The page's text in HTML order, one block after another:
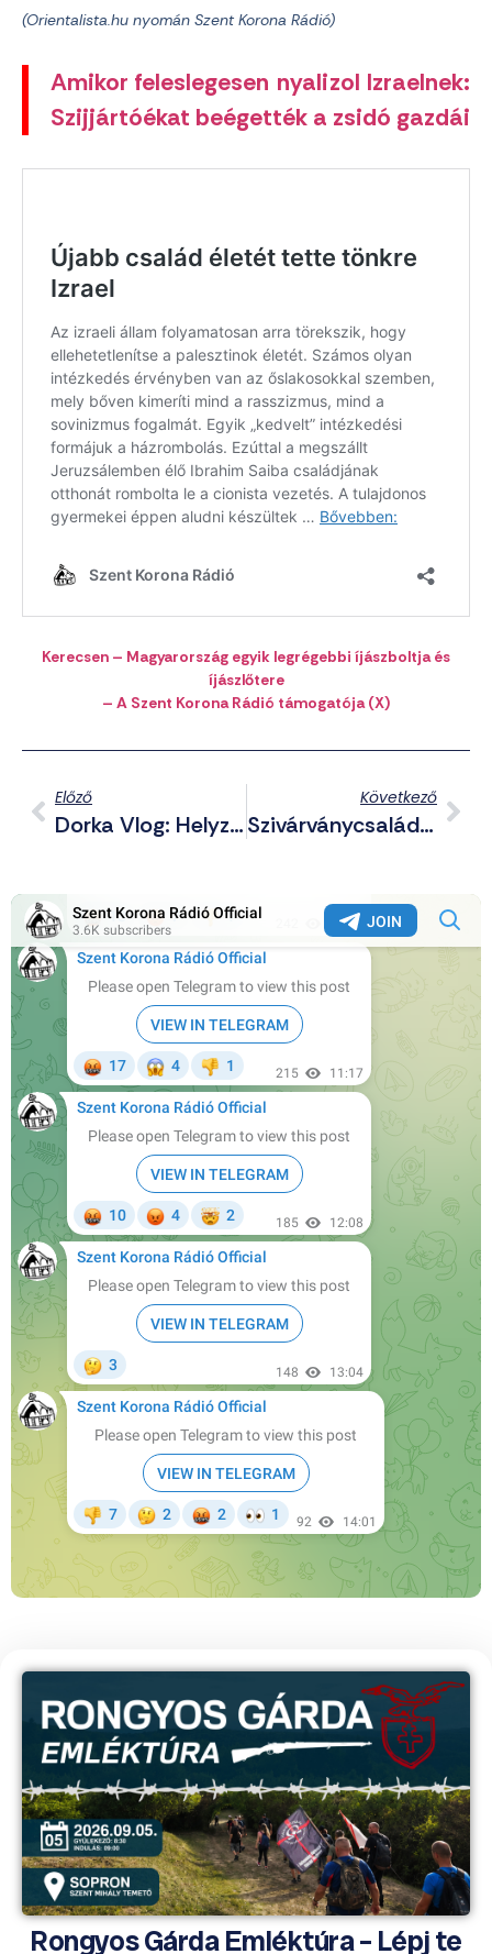
(Orientalista.hu nyomán Szent Korona Rádió)
Amikor feleslegesen nyalizol Izraelnek:
Szijjártóékat beégették a zsidó gazdái
Kerecsen – Magyarország egyik legrégebbi íjászboltja és
íjászlőtere
– A Szent Korona Rádió támogatója (X)
Előző
Dorka Vlog: Helyzetjelentés A Magyar Szigetről
Következő
Szivárványcsaládok A Statisztikák Tükrében – Amíg Még Leírhatjuk…
Rongyos Gárda Emléktúra – Lépj te